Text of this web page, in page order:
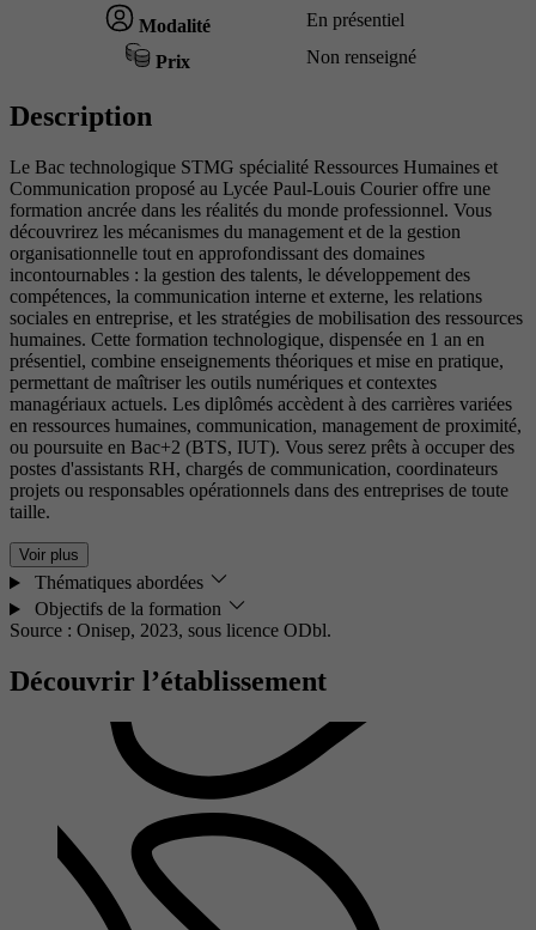
Modalité En présentiel
Prix Non renseigné
Description
Le Bac technologique STMG spécialité Ressources Humaines et
Communication proposé au Lycée Paul-Louis Courier offre une
formation ancrée dans les réalités du monde professionnel. Vous
découvrirez les mécanismes du management et de la gestion
organisationnelle tout en approfondissant des domaines
incontournables : la gestion des talents, le développement des
compétences, la communication interne et externe, les relations
sociales en entreprise, et les stratégies de mobilisation des ressources
humaines. Cette formation technologique, dispensée en 1 an en
présentiel, combine enseignements théoriques et mise en pratique,
permettant de maîtriser les outils numériques et contextes
managériaux actuels. Les diplômés accèdent à des carrières variées
en ressources humaines, communication, management de proximité,
ou poursuite en Bac+2 (BTS, IUT). Vous serez prêts à occuper des
postes d'assistants RH, chargés de communication, coordinateurs
projets ou responsables opérationnels dans des entreprises de toute
taille.
Voir plus
Thématiques abordées
Objectifs de la formation
Source : Onisep, 2023, sous licence ODbl.
Découvrir l’établissement